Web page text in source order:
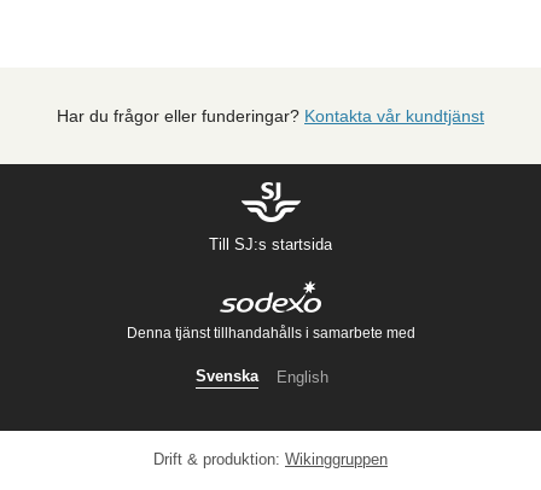
Har du frågor eller funderingar? Kontakta vår kundtjänst
Till SJ:s startsida
Svenska English
Denna tjänst tillhandahålls i samarbete med
Drift & produktion: Wikinggruppen